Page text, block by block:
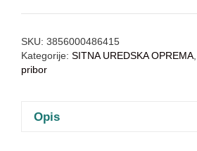
SKU: 3856000486415
Kategorije: SITNA UREDSKA OPREMA,
pribor
Opis